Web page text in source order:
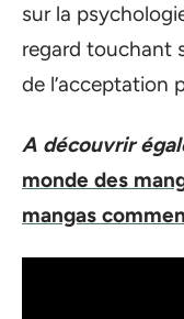
sur la
regard touchant
de l’acceptation
A découvrir
monde des
mangas